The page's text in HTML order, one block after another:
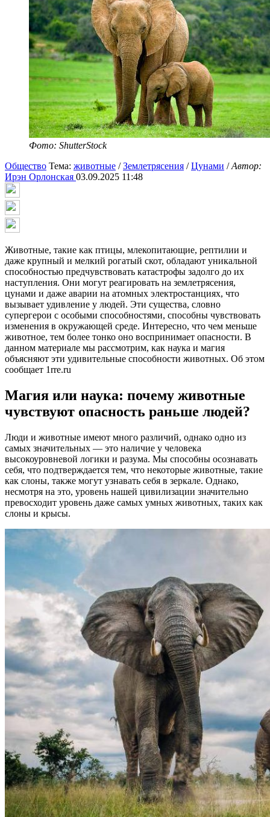
Фото: ShutterStock
Общество Тема: животные /Землетрясения /Цунами /Автор:
Ирэн Орлонская 03.09.2025 11:48
Животные, такие как птицы, млекопитающие, рептилии и
даже крупный и мелкий рогатый скот, обладают уникальной
способностью предчувствовать катастрофы задолго до их
наступления. Они могут реагировать на землетрясения,
цунами и даже аварии на атомных электростанциях, что
вызывает удивление у людей. Эти существа, словно
супергерои с особыми способностями, способны чувствовать
изменения в окружающей среде. Интересно, что чем меньше
животное, тем более тонко оно воспринимает опасности. В
данном материале мы рассмотрим, как наука и магия
объясняют эти удивительные способности животных. Об этом
сообщает 1rre.ru
Магия или наука: почему животные
чувствуют опасность раньше людей?
Люди и животные имеют много различий, однако одно из
самых значительных — это наличие у человека
высокоуровневой логики и разума. Мы способны осознавать
себя, что подтверждается тем, что некоторые животные, такие
как слоны, также могут узнавать себя в зеркале. Однако,
несмотря на это, уровень нашей цивилизации значительно
превосходит уровень даже самых умных животных, таких как
слоны и крысы.